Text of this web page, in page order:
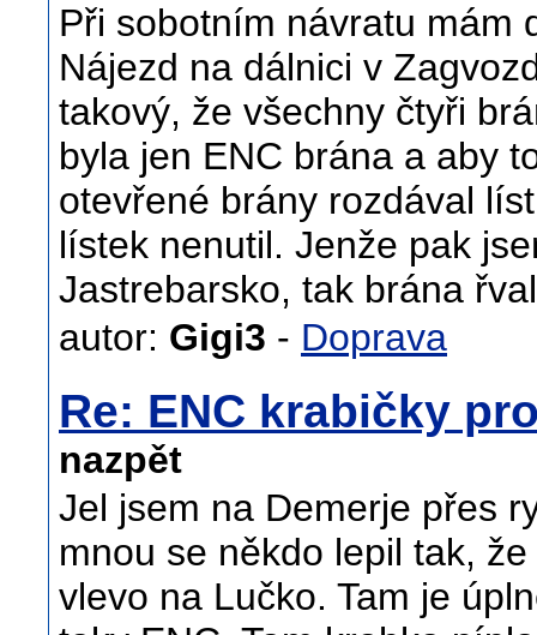
Při sobotním návratu mám
Nájezd na dálnici v
takový, že všechny čtyři
byla jen ENC brána a aby
otevřené brány rozdával
lístek nenutil. Jenže pak
Jastrebarsko, tak brána
autor: Gigi3 - Doprava
Re: ENC krabičky
nazpět
Jel jsem na Demerje přes
mnou se někdo lepil tak,
vlevo na Lučko. Tam je